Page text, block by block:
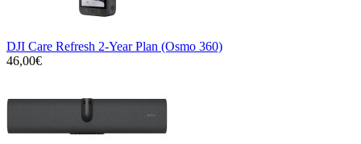
DJI Care Refresh 2-Year Plan (Osmo 360)
46,00€